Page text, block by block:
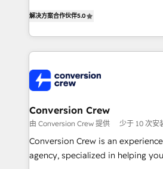
relationships. Your success is our
all in this together! From startup to enterprise, we’ll
what matters most: growing your
wowing your customers. Let’s make HubSpot work
engine. We combine RevOps
technical execution to help
cleaner data, smarter
Implementation & Migration ·
Integrations · Custom Development · CPQ & FSM ·
Reporting & Analytics · GTM
Marketing Enablement If you’re ready to elevate
HubSpot from “just your CRM” to
infrastructure—let’s talk.
解决方案合作伙伴5.0
Conversion Crew
由 Conversion Crew 提供 少于 10 次安
Conversion Crew is an
agency, specialized in helping